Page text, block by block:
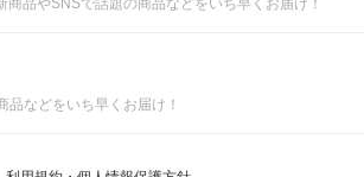
品などをいち早くお届け！